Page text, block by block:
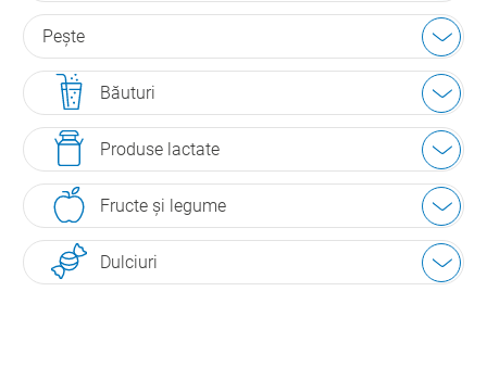
Peşte
Băuturi
Produse lactate
Fructe şi legume
Dulciuri